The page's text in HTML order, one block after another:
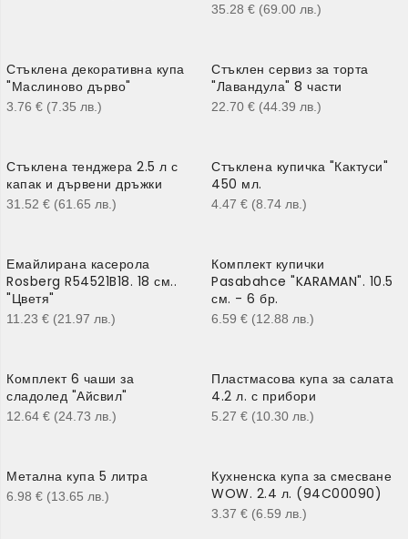
35.28 € (69.00 лв. )
Стъклена декоративна купа
"Маслиново дърво"
3.76 € (7.35 лв. )
Стъклен сервиз за торта
"Лавандула" 8 части
22.70 € (44.39 лв. )
Стъклена тенджера 2.5 л с
капак и дървени дръжки
31.52 € (61.65 лв. )
Стъклена купичка "Кактуси"
450 мл.
4.47 € (8.74 лв. )
Емайлирана касерола
Rosberg R54521B18. 18 см..
"Цветя"
11.23 € (21.97 лв. )
Комплект купички
Pasabahce "KARAMAN". 10.5
см. - 6 бр.
6.59 € (12.88 лв. )
Комплект 6 чаши за
сладолед "Айсвил"
12.64 € (24.73 лв. )
Пластмасова купа за салата
4.2 л. с прибори
5.27 € (10.30 лв. )
Метална купа 5 литра
6.98 € (13.65 лв. )
Кухненска купа за смесване
WOW. 2.4 л. (94C00090)
3.37 € (6.59 лв. )